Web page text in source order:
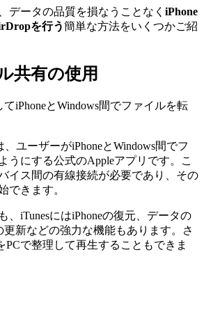
データの品質を損なうことなく iPhone
を行う簡単な方法をいくつかご紹
共有の使用
iPhoneとWindows間でファイルを転
ユーザーがiPhoneとWindows間でフ
うにする公式のAppleアプリです。こ
イス間の有線接続が必要であり、その
できます。
、iTunesにはiPhoneの復元、データの
新などの強力な機能もあります。さ
PCで整理して再生することもできま